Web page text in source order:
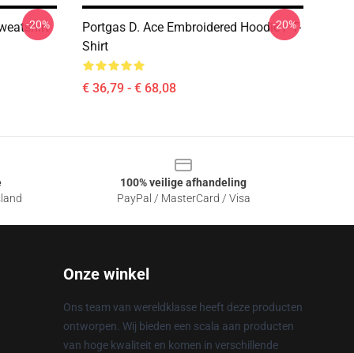
-20%
Portgas D. Ace Embroidered Hoodie / T-
Shirt
€ 36,79 - € 68,08
-20%
100% veilige afhandeling
PayPal / MasterCard / Visa
Onze winkel
Ons team van wereldklasse heeft deze producten
ontworpen. Wij bieden een scala aan producten
van hoge kwaliteit en komen in verschillende